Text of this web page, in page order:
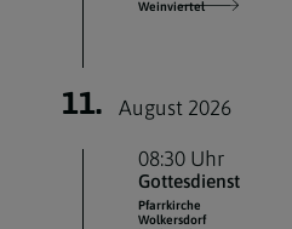
Weinviertel
11. August 2026
08:30 Uhr
Gottesdienst
Pfarrkirche
Wolkersdorf